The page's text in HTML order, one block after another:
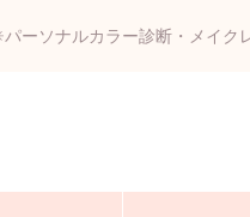
ーソナルカラー診断・メイク